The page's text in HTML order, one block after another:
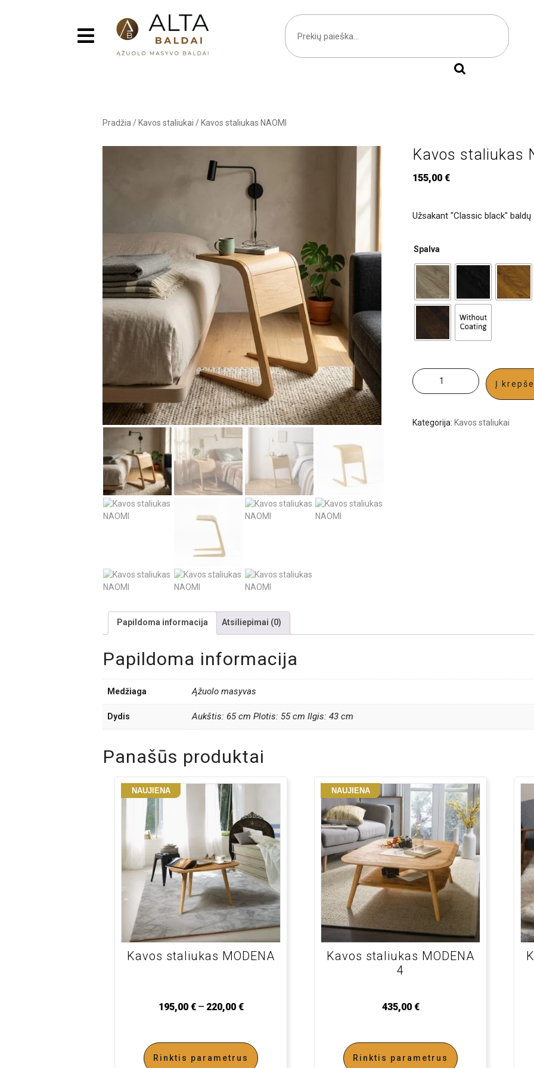
Pradžia / Kavos staliukai / Kavos staliukas NAOMI
Kavos staliukas
155,00 €
Užsakant "Classic black"
Spalva
Į
Kategorija: Kavos staliukai
Papildoma informacija Atsiliepimai (0)
Papildoma informacija
Medžiaga Ąžuolo masyvas
Dydis Aukštis: 65 cm Plotis: 55 cm Ilgis: 43 cm
Panašūs produktai
NAUJIENA
Kavos staliukas MODENA
195,00 €– 220,00 €
Rinktis parametrus
NAUJIENA
Kavos staliukas MODENA
4
435,00 €
Rinktis parametrus